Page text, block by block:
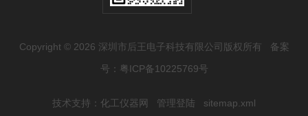
Copyright © 2026 深圳市后王电子科技有限公司版权所有 备案
号：粤ICP备10225769号
技术支持： 化工仪器网 管理登陆 sitemap.xml